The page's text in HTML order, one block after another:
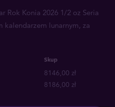
Rok Konia 2026 1/2 oz Seria
kalendarzem lunarnym, za
Skup
8146,00 zł
8186,00 zł